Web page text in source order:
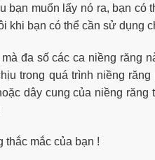
bạn muốn lấy nó ra, bạn có
khi bạn có thể cần sử dụng
đa số các ca niềng răng
trong quá trình niềng
dây cung của niềng
mắc của bạn !